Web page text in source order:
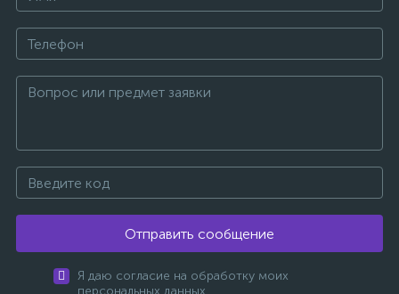
Отправить сообщение
Я даю согласие на обработку моих
персональных данных